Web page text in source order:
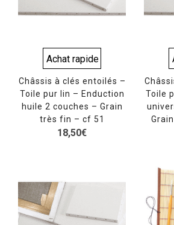
Achat rapide
Châssis à clés entoilés –
Toile pur lin – Enduction
huile 2 couches – Grain
très fin – cf 51
18,50€
Toile